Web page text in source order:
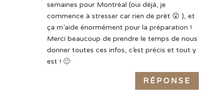
semaines pour Montréal (oui déjà, je
commence à stresser car rien de prêt 😮 ), et
ça m’aide énormément pour la préparation !
Merci beaucoup de prendre le temps de nous
donner toutes ces infos, c’est précis et tout y
est ! 🙂
RÉPONSE